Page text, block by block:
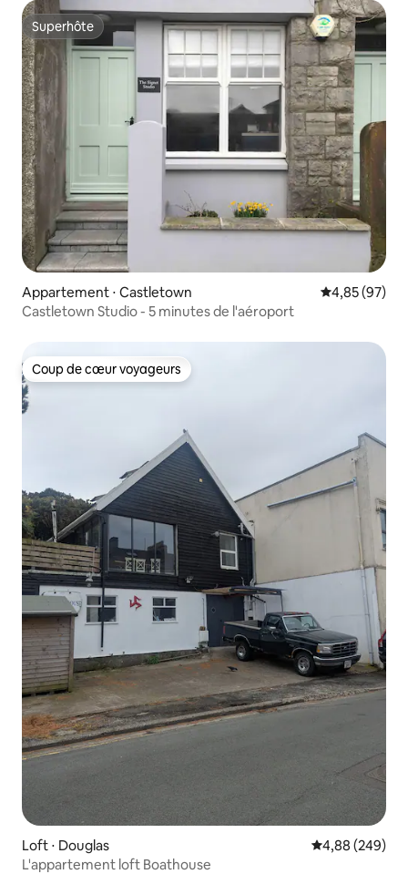
Superhôte
Superhôte
Appartement ⋅ Castletown Évaluation
4,85 (97)
Castletown Studio - 5 minutes de l'aéroport
Coup de cœur voyageurs
Coup de cœur voyageurs
Loft ⋅ Douglas Évaluation
4,88 (249)
L'appartement loft Boathouse